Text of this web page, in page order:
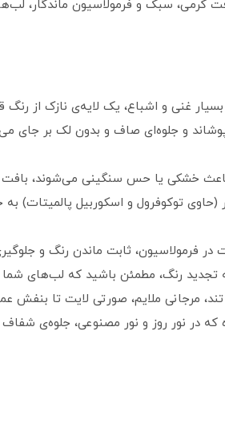
کرمی، سبک و فرمولاسیون ماندگار،
غنی و اشباع، یک لایه‌ی نازک از
و جلوه‌ای صاف و بدون لک بر
خشکی یا حس سنگینی می‌شوند،
(حاوی توکوفرول و اسکوربیل
در فرمولاسیون، ثابت ماندن رنگ و
به تجدید رنگ، مطمئن باشید که
مرجانی ملایم، صورتی لایت تا
نور روز و نور مصنوعی، جلوه‌ی شفاف